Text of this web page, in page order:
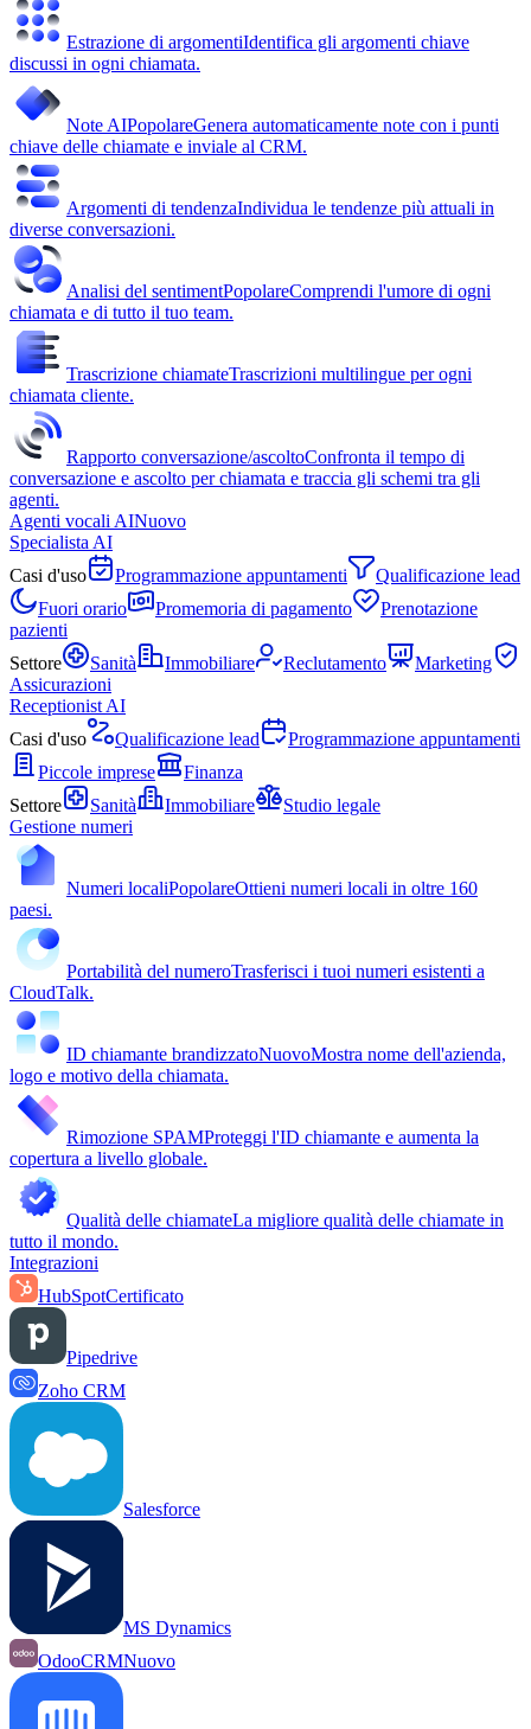
Estrazione di argomentiIdentifica gli argomenti chiave
discussi in ogni chiamata.
Note AIPopolareGenera automaticamente note con i punti
chiave delle chiamate e inviale al CRM.
Argomenti di tendenzaIndividua le tendenze più attuali in
diverse conversazioni.
Analisi del sentimentPopolareComprendi l'umore di ogni
chiamata e di tutto il tuo team.
Trascrizione chiamateTrascrizioni multilingue per ogni
chiamata cliente.
Rapporto conversazione/ascoltoConfronta il tempo di
conversazione e ascolto per chiamata e traccia gli schemi tra gli
agenti.
Agenti vocali AINuovo
Specialista AI
Casi d'uso
Programmazione appuntamenti
Qualificazione lead
Fuori orario
Promemoria di pagamento
Prenotazione
pazienti
Settore
Sanità Immobiliare Reclutamento
Marketing
Assicurazioni
Receptionist AI
Casi d'uso
Qualificazione lead
Programmazione appuntamenti
Piccole imprese
Finanza
Settore
Sanità Immobiliare
Studio legale
Gestione numeri
Numeri localiPopolareOttieni numeri locali in oltre 160
paesi.
Portabilità del numeroTrasferisci i tuoi numeri esistenti a
CloudTalk.
ID chiamante brandizzatoNuovoMostra nome dell'azienda,
logo e motivo della chiamata.
Rimozione SPAMProteggi l'ID chiamante e aumenta la
copertura a livello globale.
Qualità delle chiamateLa migliore qualità delle chiamate in
tutto il mondo.
Integrazioni
HubSpotCertificato
Pipedrive
Zoho CRM
Salesforce
MS Dynamics
OdooCRMNuovo